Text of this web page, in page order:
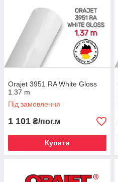
Orajet 3951 RA White Gloss
1.37 m
Під замовлення
1 101 ₴/пог.м
Купити